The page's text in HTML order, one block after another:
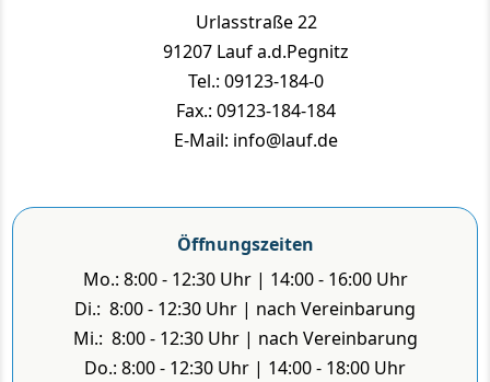
Urlasstraße 22
91207 Lauf a.d.Pegnitz
Tel.: 09123-184-0
Fax.: 09123-184-184
E-Mail: info@lauf.de
Öffnungszeiten
Mo.: 8:00 - 12:30 Uhr | 14:00 - 16:00 Uhr
Di.: 8:00 - 12:30 Uhr | nach Vereinbarung
Mi.: 8:00 - 12:30 Uhr | nach Vereinbarung
Do.: 8:00 - 12:30 Uhr | 14:00 - 18:00 Uhr